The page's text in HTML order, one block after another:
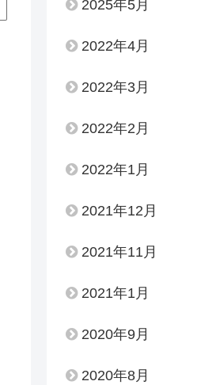
2025年5月
2022年4月
2022年3月
2022年2月
2022年1月
2021年12月
2021年11月
2021年1月
2020年9月
2020年8月